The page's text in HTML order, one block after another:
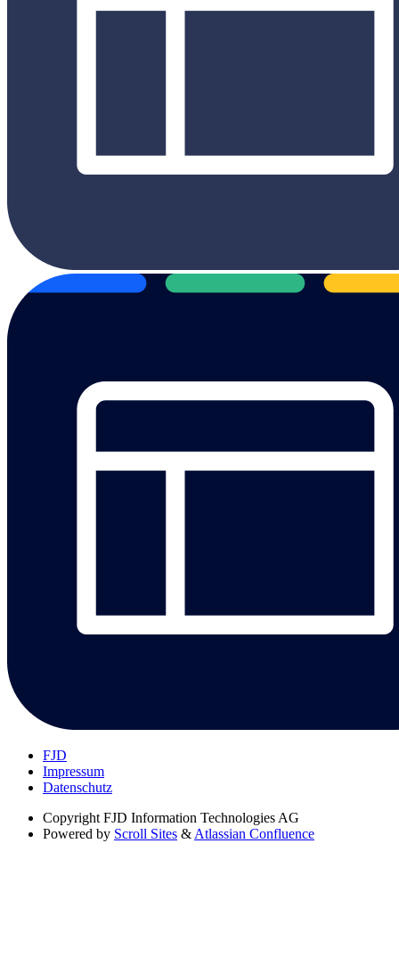
FJD
Impressum
Datenschutz
Copyright FJD Information Technologies AG
Powered by Scroll Sites & Atlassian Confluence